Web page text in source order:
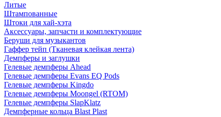
Литые
Штампованные
Штоки для хай-хэта
Аксессуары, запчасти и комплектующие
Беруши для музыкантов
Гаффер тейп (Тканевая клейкая лента)
Демпферы и заглушки
Гелевые демпферы Ahead
Гелевые демпферы Evans EQ Pods
Гелевые демпферы Kingdo
Гелевые демпферы Moongel (RTOM)
Гелевые демпферы SlapKlatz
Демпферные кольца Blast Plast